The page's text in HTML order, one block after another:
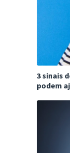
3 sinais
podem